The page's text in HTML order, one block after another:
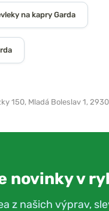
na kapry Garda
150, Mladá Boleslav 1,
novinky v
z našich výprav,